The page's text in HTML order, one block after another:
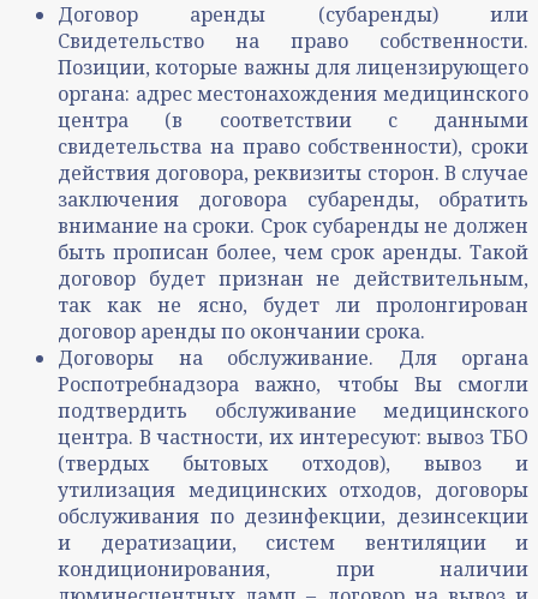
Договор аренды (субаренды) или
Свидетельство на право собственности.
Позиции, которые важны для лицензирующего
органа: адрес местонахождения медицинского
центра (в соответствии с данными
свидетельства на право собственности), сроки
действия договора, реквизиты сторон. В случае
заключения договора субаренды, обратить
внимание на сроки. Срок субаренды не должен
быть прописан более, чем срок аренды. Такой
договор будет признан не действительным,
так как не ясно, будет ли пролонгирован
договор аренды по окончании срока.
Договоры на обслуживание. Для органа
Роспотребнадзора важно, чтобы Вы смогли
подтвердить обслуживание медицинского
центра. В частности, их интересуют: вывоз ТБО
(твердых бытовых отходов), вывоз и
утилизация медицинских отходов, договоры
обслуживания по дезинфекции, дезинсекции
и дератизации, систем вентиляции и
кондиционирования, при наличии